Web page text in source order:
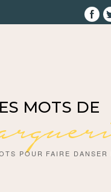
MOTS DE
POUR FAIRE DANSER